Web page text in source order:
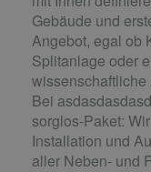
Gebäude und
Angebot, egal ob
Splitanlage oder
Bei
sorglos-Paket:
Installation und
aller Neben- und